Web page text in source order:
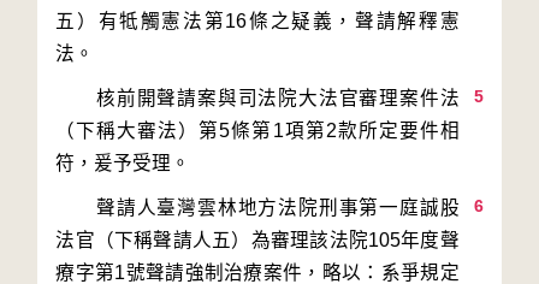
五）有牴觸憲法第16條之疑義，聲請解釋憲
5
核前開聲請案與司法院大法官審理案件法
（下稱大審法）第5條第1項第2款所定要件相
6
聲請人臺灣雲林地方法院刑事第一庭誠股
法官（下稱聲請人五）為審理該法院105年度聲
療字第1號聲請強制治療案件，略以：系爭規定